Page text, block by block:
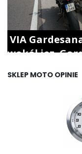
VIA
wokół jez.
SKLEP MOTO OPINIE